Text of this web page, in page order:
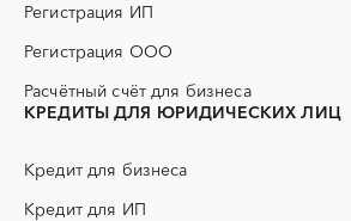
ЖБИ
ИБП
КИП
КТП
Регистрация ИП
Регистрация ООО
Расчётный счёт для бизнеса
КРЕДИТЫ ДЛЯ ЮРИДИЧЕСКИХ ЛИЦ
Кредит для бизнеса
Кредит для ИП